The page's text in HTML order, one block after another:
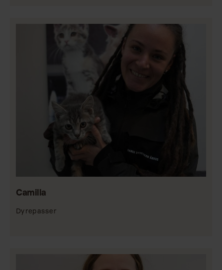
Camilla
Dyrepasser